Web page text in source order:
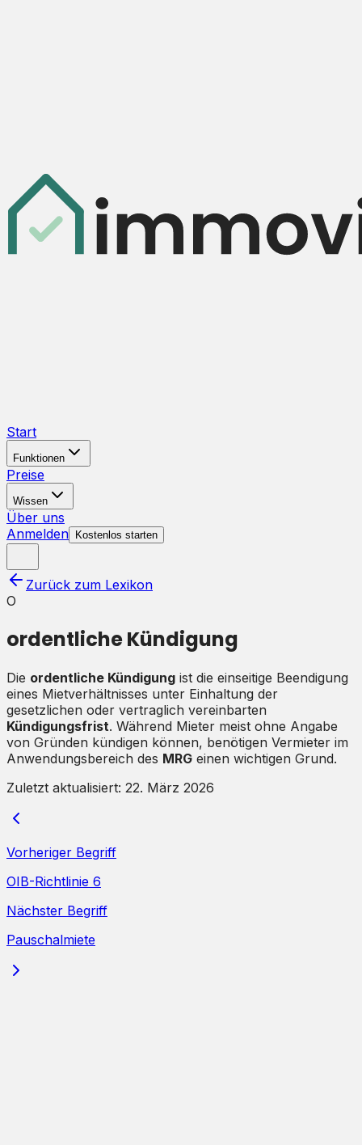
Start
Funktionen
Preise
Wissen
Über uns
Anmelden
Kostenlos starten
Zurück zum Lexikon
O
ordentliche Kündigung
Die ordentliche Kündigung ist die einseitige Beendigung
eines Mietverhältnisses unter Einhaltung der
gesetzlichen oder vertraglich vereinbarten
Kündigungsfrist. Während Mieter meist ohne Angabe
von Gründen kündigen können, benötigen Vermieter im
Anwendungsbereich des MRG einen wichtigen Grund.
Zuletzt aktualisiert: 22. März 2026
Vorheriger Begriff
OIB-Richtlinie 6
Nächster Begriff
Pauschalmiete